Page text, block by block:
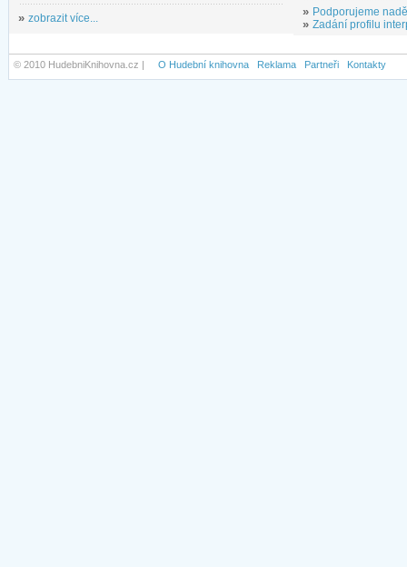
» zobrazit více... » Podporujeme
» Zadání profilu
© 2010 HudebniKnihovna.cz | O Hudební knihovna Reklama Partneři Kontakty